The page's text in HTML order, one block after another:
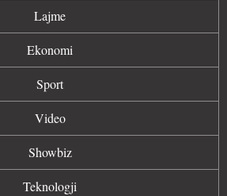
Lajme
Ekonomi
Sport
Video
Showbiz
Teknologji